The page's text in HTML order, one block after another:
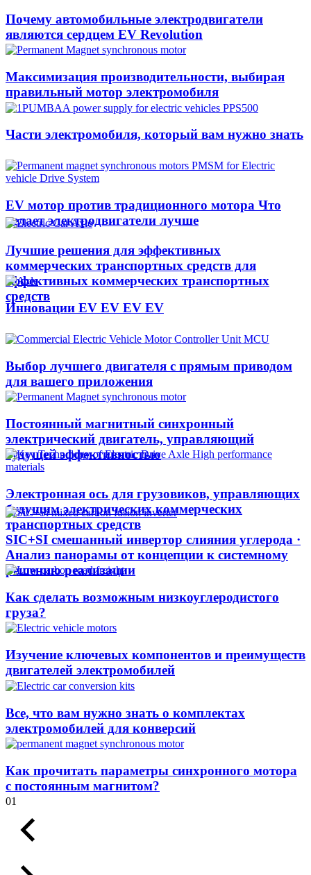
Почему автомобильные электродвигатели
являются сердцем EV Revolution
Максимизация производительности, выбирая
правильный мотор электромобиля
Части электромобиля, который вам нужно знать
EV мотор против традиционного мотора Что
делает электродвигатели лучше
Лучшие решения для эффективных
коммерческих транспортных средств для
эффективных коммерческих транспортных
средств
Инновации EV EV EV EV
Выбор лучшего двигателя с прямым приводом
для вашего приложения
Постоянный магнитный синхронный
электрический двигатель, управляющий
будущей эффективностью
Электронная ось для грузовиков, управляющих
будущим электрических коммерческих
транспортных средств
SIC+SI смешанный инвертор слияния углерода ·
Анализ панорамы от концепции к системному
решению реализации
Как сделать возможным низкоуглеродистого
груза?
Изучение ключевых компонентов и преимуществ
двигателей электромобилей
Все, что вам нужно знать о комплектах
электромобилей для конверсий
Как прочитать параметры синхронного мотора
с постоянным магнитом?
01